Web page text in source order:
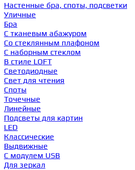
Настенные бра, споты, подсветки
Уличные
Бра
С тканевым абажуром
Со стеклянным плафоном
С наборным стеклом
В стиле LOFT
Светодиодные
Свет для чтения
Споты
Точечные
Линейные
Подсветы для картин
LED
Классические
Выдвижные
С модулем USB
Для зеркал